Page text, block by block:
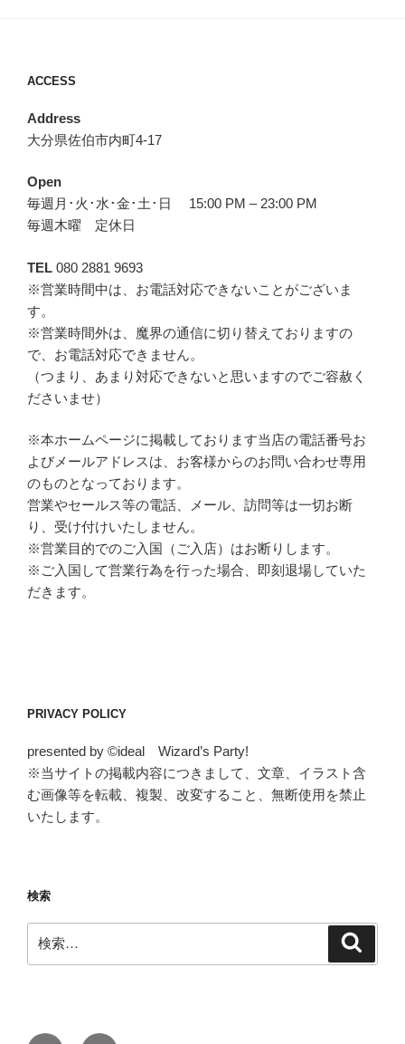
ACCESS
Address
大分県佐伯市内町4-17
Open
毎週月･火･水･金･土･日 15:00 PM – 23:00 PM
毎週木曜 定休日
TEL 080 2881 9693
※営業時間中は、お電話対応できないことがございま
す。
※営業時間外は、魔界の通信に切り替えておりますの
で、お電話対応できません。
（つまり、あまり対応できないと思いますのでご容赦く
ださいませ）
※本ホームページに掲載しております当店の電話番号お
よびメールアドレスは、お客様からのお問い合わせ専用
のものとなっております。
営業やセールス等の電話、メール、訪問等は一切お断
り、受け付けいたしません。
※営業目的でのご入国（ご入店）はお断りします。
※ご入国して営業行為を行った場合、即刻退場していた
だきます。
PRIVACY POLICY
presented by ©ideal Wizard’s Party!
※当サイトの掲載内容につきまして、文章、イラスト含
む画像等を転載、複製、改変すること、無断使用を禁止
いたします。
検索
索: